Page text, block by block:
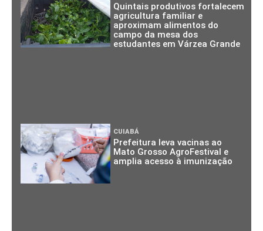
Quintais produtivos fortalecem
agricultura familiar e
aproximam alimentos do
campo da mesa dos
estudantes em Várzea Grande
CUIABÁ
Prefeitura leva vacinas ao
Mato Grosso AgroFestival e
amplia acesso à imunização